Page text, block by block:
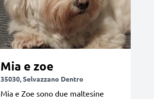
Mia e zoe
35030, Selvazzano Dentro
Mia e Zoe sono due maltesine